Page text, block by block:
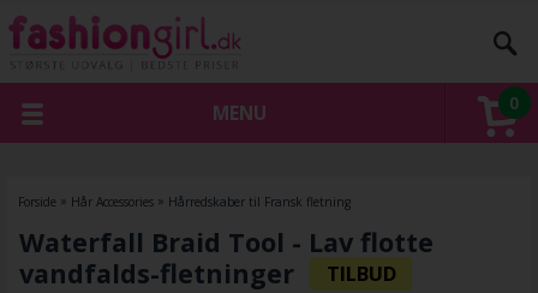
0
MENU
Forside » Hår Accessories» Hårredskaber til Fransk fletning
Waterfall Braid Tool - Lav flotte
vandfalds-fletninger